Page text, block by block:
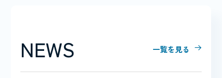
NEWS 一覧を見る